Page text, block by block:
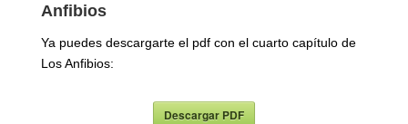
Anfibios
Ya puedes descargarte el pdf con el cuarto capítulo de
Los Anfibios:
Descargar PDF